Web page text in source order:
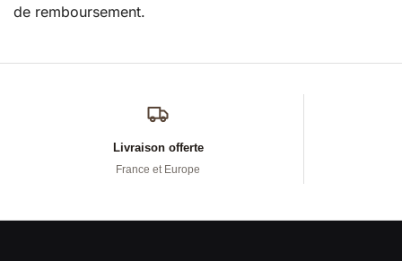
de remboursement.
Livraison offerte
France et Europe